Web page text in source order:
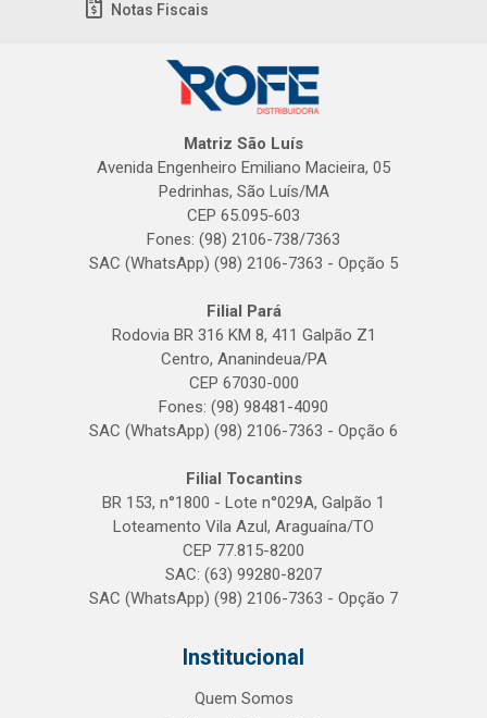
Notas Fiscais
Matriz São Luís
Avenida Engenheiro Emiliano Macieira, 05
Pedrinhas, São Luís/MA
CEP 65.095-603
Fones: (98) 2106-738/7363
SAC (WhatsApp) (98) 2106-7363 - Opção 5
Filial Pará
Rodovia BR 316 KM 8, 411 Galpão Z1
Centro, Ananindeua/PA
CEP 67030-000
Fones: (98) 98481-4090
SAC (WhatsApp) (98) 2106-7363 - Opção 6
Filial Tocantins
BR 153, n°1800 - Lote n°029A, Galpão 1
Loteamento Vila Azul, Araguaína/TO
CEP 77.815-8200
SAC: (63) 99280-8207
SAC (WhatsApp) (98) 2106-7363 - Opção 7
Institucional
Quem Somos